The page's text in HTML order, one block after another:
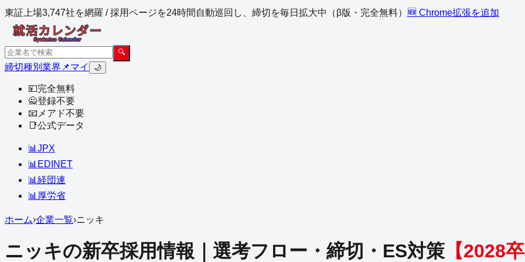
東証上場3,747社を網羅 / 採用ページを24時間自動巡回し、締切を毎日拡大中（β版・完全無料） 🆕 Chrome拡張を追加
🔍
締切種別 業界 📌マイ 🌙
💴完全無料
🙅登録不要
📧 メアド不要
📑公式データ
📊 JPX
📊 EDINET
📊 経団連
📊 厚労省
ホーム›企業一覧›ニッキ
ニッキの新卒採用情報｜選考フロー・締切・ES対策 【2028